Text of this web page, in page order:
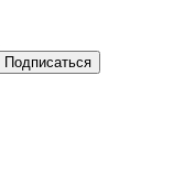
Подписаться